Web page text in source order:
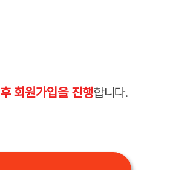
회원가입을 진행합니다.